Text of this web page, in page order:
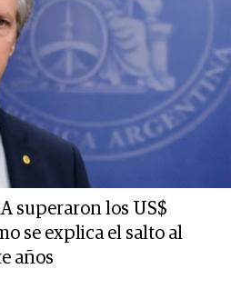
superaron los US$
se explica el salto al
años